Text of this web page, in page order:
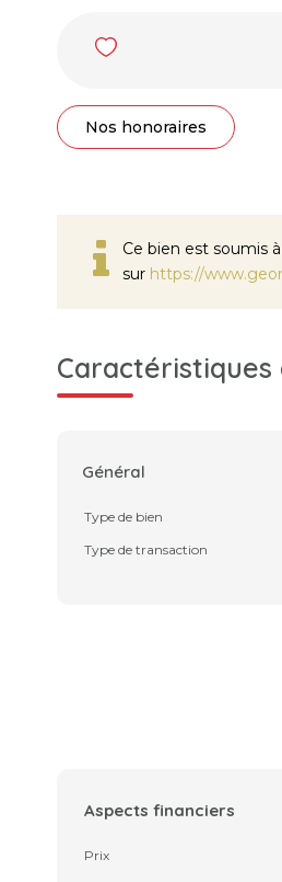
Nos honoraires
Ce bien est soumis
sur https://
Caractéristiques
Général
Type de bien
Type de transaction
Aspects financiers
Prix